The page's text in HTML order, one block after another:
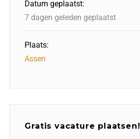
Datum geplaatst:
7 dagen geleden geplaatst
Plaats:
Assen
Gratis vacature plaatsen!